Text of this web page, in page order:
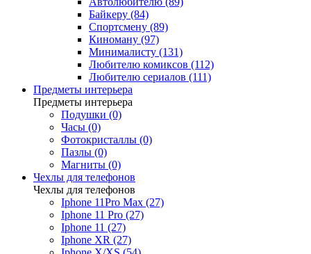
Байкеру (84)
Спортсмену (89)
Киноману (97)
Минималисту (131)
Любителю комиксов (112)
Любителю сериалов (111)
Предметы интерьера
Предметы интерьера
Подушки (0)
Часы (0)
Фотокристаллы (0)
Пазлы (0)
Магниты (0)
Чехлы для телефонов
Чехлы для телефонов
Iphone 11Pro Max (27)
Iphone 11 Pro (27)
Iphone 11 (27)
Iphone XR (27)